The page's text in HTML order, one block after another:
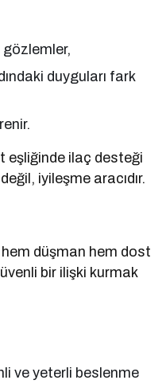
gözlemler,
duyguları fark
eşliğinde ilaç desteği
iyileşme aracıdır.
düşman hem dost
bir ilişki kurmak
ve yeterli beslenme